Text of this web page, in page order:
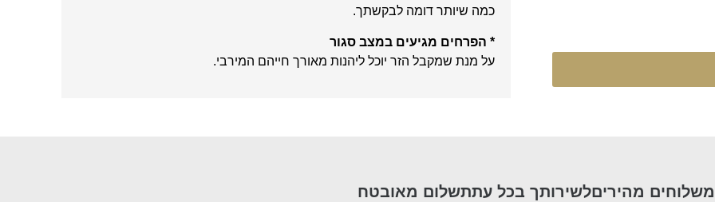
כמה שיותר דומה לבקשתך.
* הפרחים מגיעים במצב סגור
על מנת שמקבל הזר יוכל ליהנות מאורך חייהם המירבי.
משלוחים מהיריםלשירותך בכל עתתשלום מאובטח